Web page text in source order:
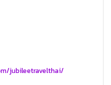
jubileetravelthai/